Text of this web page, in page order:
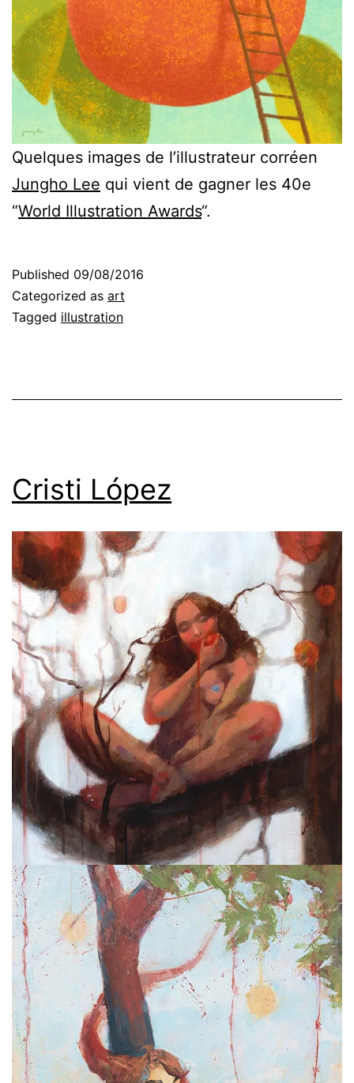
Quelques images de l’illustrateur corréen
Jungho Lee qui vient de gagner les 40e
“World Illustration Awards“.
Published 09/08/2016
Categorized as art
Tagged illustration
Cristi López